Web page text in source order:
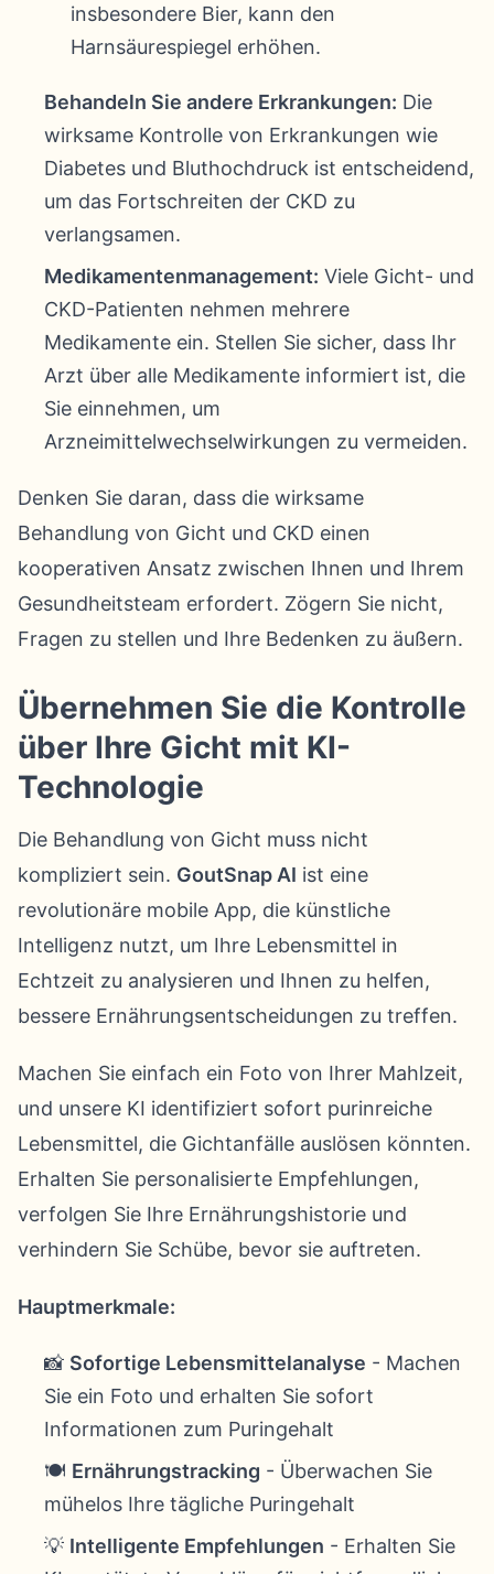
insbesondere Bier, kann den
Harnsäurespiegel erhöhen.
Behandeln Sie andere Erkrankungen: Die
wirksame Kontrolle von Erkrankungen wie
Diabetes und Bluthochdruck ist entscheidend,
um das Fortschreiten der CKD zu
verlangsamen.
Medikamentenmanagement: Viele Gicht- und
CKD-Patienten nehmen mehrere
Medikamente ein. Stellen Sie sicher, dass Ihr
Arzt über alle Medikamente informiert ist, die
Sie einnehmen, um
Arzneimittelwechselwirkungen zu vermeiden.
Denken Sie daran, dass die wirksame
Behandlung von Gicht und CKD einen
kooperativen Ansatz zwischen Ihnen und Ihrem
Gesundheitsteam erfordert. Zögern Sie nicht,
Fragen zu stellen und Ihre Bedenken zu äußern.
Übernehmen Sie die Kontrolle
über Ihre Gicht mit KI-
Technologie
Die Behandlung von Gicht muss nicht
kompliziert sein. GoutSnap AI ist eine
revolutionäre mobile App, die künstliche
Intelligenz nutzt, um Ihre Lebensmittel in
Echtzeit zu analysieren und Ihnen zu helfen,
bessere Ernährungsentscheidungen zu treffen.
Machen Sie einfach ein Foto von Ihrer Mahlzeit,
und unsere KI identifiziert sofort purinreiche
Lebensmittel, die Gichtanfälle auslösen könnten.
Erhalten Sie personalisierte Empfehlungen,
verfolgen Sie Ihre Ernährungshistorie und
verhindern Sie Schübe, bevor sie auftreten.
Hauptmerkmale:
📸 Sofortige Lebensmittelanalyse - Machen
Sie ein Foto und erhalten Sie sofort
Informationen zum Puringehalt
🍽️ Ernährungstracking - Überwachen Sie
mühelos Ihre tägliche Puringehalt
💡 Intelligente Empfehlungen - Erhalten Sie